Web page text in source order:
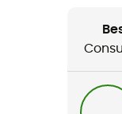
Nom du produit